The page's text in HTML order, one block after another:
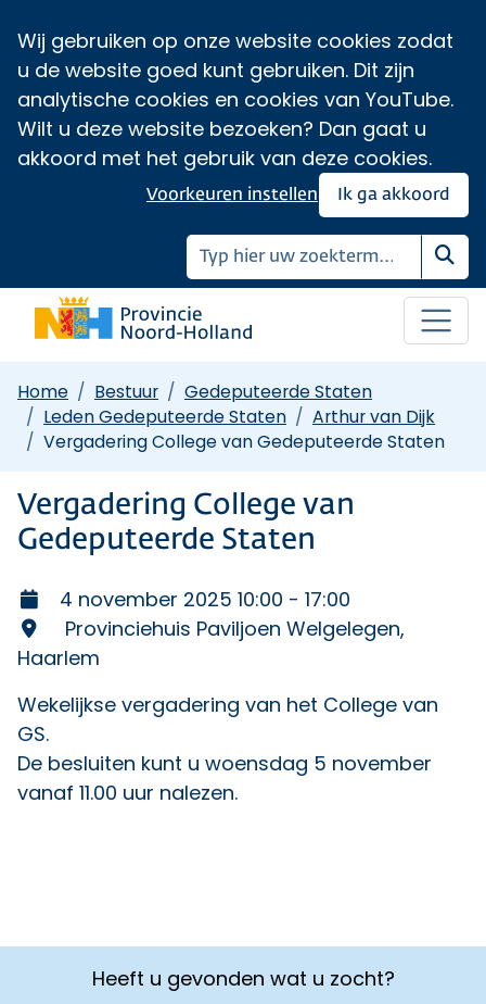
Wij gebruiken op onze website cookies zodat
u de website goed kunt gebruiken. Dit zijn
analytische cookies en cookies van YouTube.
Wilt u deze website bezoeken? Dan gaat u
akkoord met het gebruik van deze cookies.
Ik ga akkoord
Voorkeuren instellen
Home Bestuur
Gedeputeerde Staten
Leden Gedeputeerde Staten
Arthur van Dijk
Vergadering College van Gedeputeerde Staten
Vergadering College van
Gedeputeerde Staten
4 november 2025 10:00 - 17:00
Provinciehuis Paviljoen Welgelegen,
Haarlem
Wekelijkse vergadering van het College van
GS.
De besluiten kunt u woensdag 5 november
vanaf 11.00 uur nalezen.
Heeft u gevonden wat u zocht?